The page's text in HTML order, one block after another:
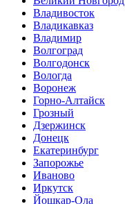
Владивосток
Владикавказ
Владимир
Волгоград
Волгодонск
Вологда
Воронеж
Горно-Алтайск
Грозный
Дзержинск
Донецк
Екатеринбург
Запорожье
Иваново
Иркутск
Йошкар-Ола